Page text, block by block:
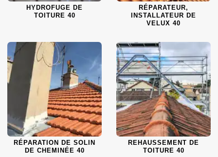
HYDROFUGE DE
TOITURE 40
RÉPARATEUR,
INSTALLATEUR DE
VELUX 40
RÉPARATION DE SOLIN
DE CHEMINÉE 40
REHAUSSEMENT DE
TOITURE 40